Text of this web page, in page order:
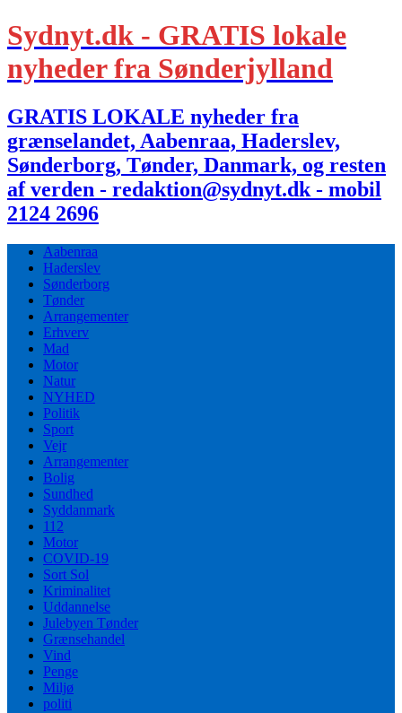
Sydnyt.dk - GRATIS lokale
nyheder fra Sønderjylland
GRATIS LOKALE nyheder fra
grænselandet, Aabenraa, Haderslev,
Sønderborg, Tønder, Danmark, og resten
af verden - redaktion@sydnyt.dk - mobil
2124 2696
Aabenraa
Haderslev
Sønderborg
Tønder
Arrangementer
Erhverv
Mad
Motor
Natur
NYHED
Politik
Sport
Vejr
Arrangementer
Bolig
Sundhed
Syddanmark
112
Motor
COVID-19
Sort Sol
Kriminalitet
Uddannelse
Julebyen Tønder
Grænsehandel
Vind
Penge
Miljø
politi